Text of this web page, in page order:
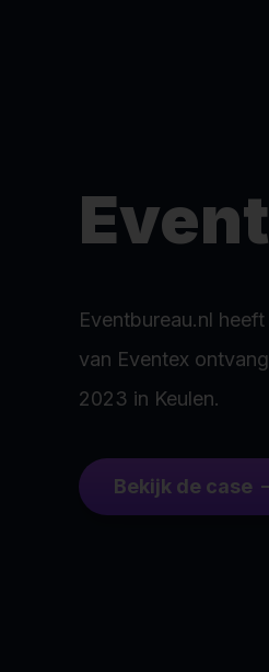
Eventbureau.nl
van Eventex
2023 in Keulen.
Bekijk de case